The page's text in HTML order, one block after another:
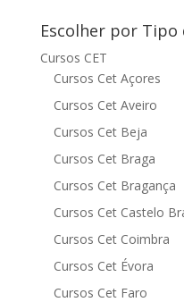
Escolher por
Cursos CET
Cursos Cet Açores
Cursos Cet Aveiro
Cursos Cet Beja
Cursos Cet Braga
Cursos Cet Bragança
Cursos Cet Castelo
Cursos Cet Coimbra
Cursos Cet Évora
Cursos Cet Faro